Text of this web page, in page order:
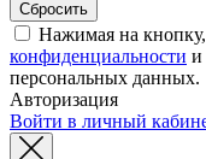
Нажимая на
конфиденциальности и
персональных данных.
Авторизация
Войти в личный